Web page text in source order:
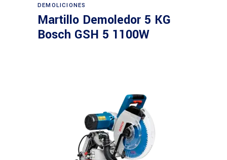
DEMOLICIONES
Martillo Demoledor 5 KG
Bosch GSH 5 1100W